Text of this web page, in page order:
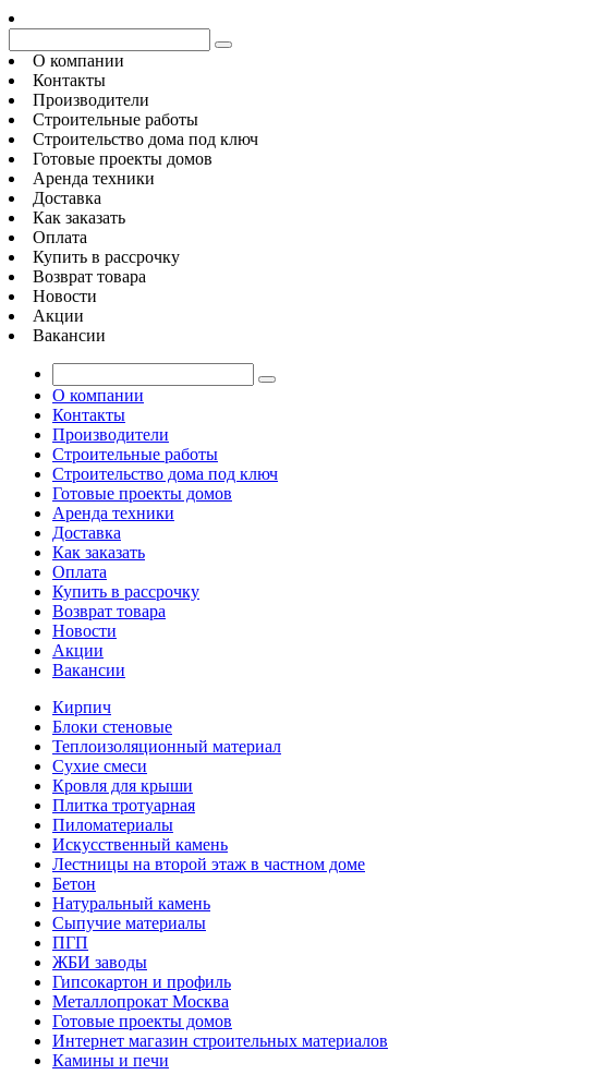
О компании
Контакты
Производители
Строительные работы
Строительство дома под ключ
Готовые проекты домов
Аренда техники
Доставка
Как заказать
Оплата
Купить в рассрочку
Возврат товара
Новости
Акции
Вакансии
О компании
Контакты
Производители
Строительные работы
Строительство дома под ключ
Готовые проекты домов
Аренда техники
Доставка
Как заказать
Оплата
Купить в рассрочку
Возврат товара
Новости
Акции
Вакансии
Кирпич
Блоки стеновые
Теплоизоляционный материал
Сухие смеси
Кровля для крыши
Плитка тротуарная
Пиломатериалы
Искусственный камень
Лестницы на второй этаж в частном доме
Бетон
Натуральный камень
Сыпучие материалы
ПГП
ЖБИ заводы
Гипсокартон и профиль
Металлопрокат Москва
Готовые проекты домов
Интернет магазин строительных материалов
Камины и печи